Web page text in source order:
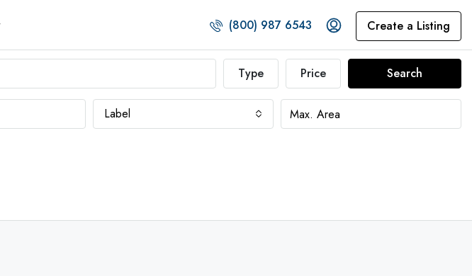
(800) 987 6543 Create a Listing
Type Price Search
Label